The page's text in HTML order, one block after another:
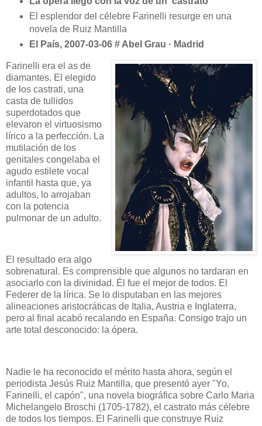
El esplendor del célebre Farinelli resurge en una
novela de Ruiz Mantilla
El País, 2007-03-06 # Abel Grau · Madrid
Farinelli era el as de
diamantes. El elegido
de los castrati, una
casta de tullidos
superdotados que
elevaron el virtuosismo
lírico a la perfección. La
mutilación de los
genitales congelaba el
agudo estilete vocal
infantil hasta que, ya
adultos, lo arrojaban
con la potencia
pulmonar de un adulto.
El resultado era algo
sobrenatural. Es comprensible que algunos no tardaran en
asociarlo con la divinidad. Él fue el mejor de todos. El
Federer de la lírica. Se lo disputaban en las mejores
alineaciones aristocráticas de Italia, Austria e Inglaterra,
pero al final acabó recalando en España. Consigo trajo un
arte total desconocido: la ópera.
Nadie le ha reconocido el mérito hasta ahora, según el
periodista Jesús Ruiz Mantilla, que presentó ayer "Yo,
Farinelli, el capón", una novela biográfica sobre Carlo Maria
Michelangelo Broschi (1705-1782), el castrato más célebre
de todos los tiempos. El Farinelli que construye Ruiz